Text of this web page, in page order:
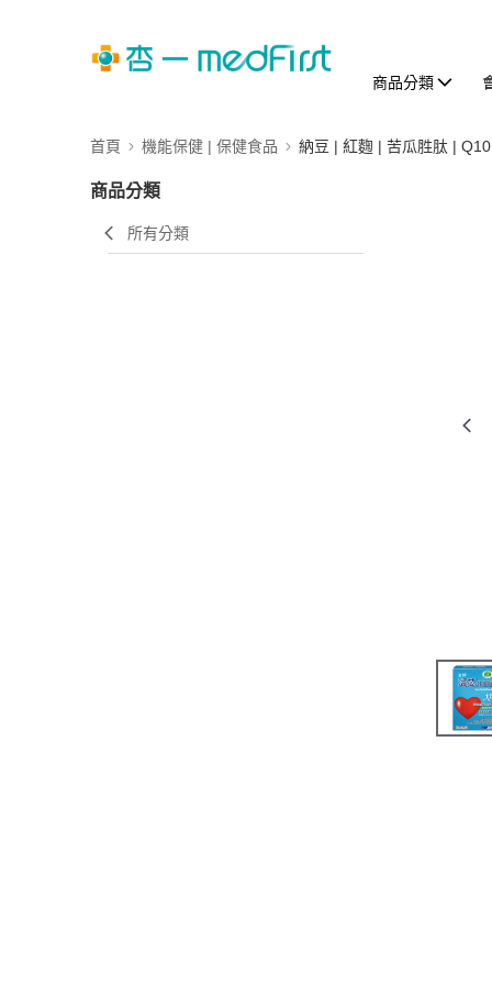
商品分類
首頁 機能保健 | 保健食品 納豆 | 紅麴 | 苦瓜胜肽 | Q10
商品分類
所有分類